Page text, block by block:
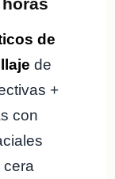
horas
de
de
+
con
cera